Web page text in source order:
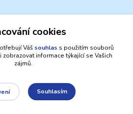
cookies
Váš souhlas s použitím souborů
informace týkající se Vašich
zájmů.
Souhlasím